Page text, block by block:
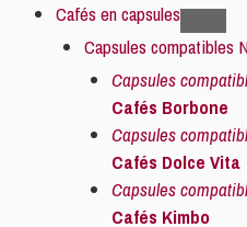
Cafés en capsules
Capsules compatibles
Capsules
Cafés Borbone
Capsules
Cafés Dolce Vita
Capsules
Cafés Kimbo